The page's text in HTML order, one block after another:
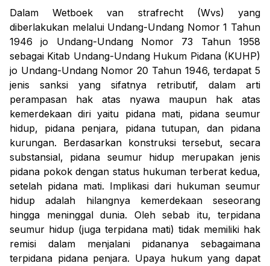
DalamWetboek van strafrecht
(Wvs) yang
diberlakukan melalui Undang-Undang Nomor 1 Tahun
1946jo Undang-Undang Nomor 73 Tahun 1958
sebagai Kitab Undang-Undang Hukum Pidana (KUHP)
jo Undang-Undang Nomor 20 Tahun 1946, terdapat 5
jenis sanksi yang sifatnya retributif, dalam arti
perampasan hak atas nyawa maupun hak atas
kemerdekaan diri yaitu pidana mati, pidana seumur
hidup, pidana penjara, pidana tutupan, dan pidana
kurungan. Berdasarkan konstruksi tersebut, secara
substansial, pidana seumur hidup merupakan jenis
pidana pokok dengan status hukuman terberat kedua,
setelah pidana mati. Implikasi dari hukuman seumur
hidup adalah hilangnya kemerdekaan seseorang
hingga meninggal dunia. Oleh sebab itu, terpidana
seumur hidup (juga terpidana mati) tidak memiliki hak
remisi dalam menjalani pidananya sebagaimana
terpidana pidana penjara. Upaya hukum yang dapat